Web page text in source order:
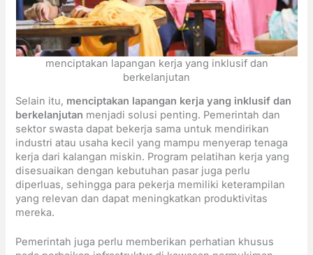
menciptakan lapangan kerja yang inklusif dan
berkelanjutan
Selain itu, menciptakan lapangan kerja yang inklusif dan
berkelanjutan menjadi solusi penting. Pemerintah dan
sektor swasta dapat bekerja sama untuk mendirikan
industri atau usaha kecil yang mampu menyerap tenaga
kerja dari kalangan miskin. Program pelatihan kerja yang
disesuaikan dengan kebutuhan pasar juga perlu
diperluas, sehingga para pekerja memiliki keterampilan
yang relevan dan dapat meningkatkan produktivitas
mereka.
Pemerintah juga perlu memberikan perhatian khusus